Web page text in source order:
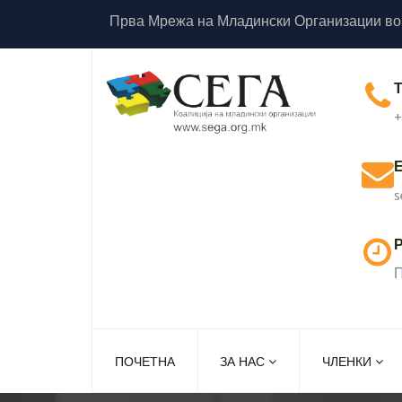
Прва Мрежа на Младински Организации
ПОЧЕТНА ЗА НАС ЧЛЕНКИ